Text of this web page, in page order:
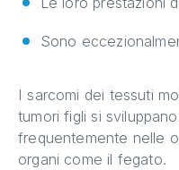
Sono
I sarcomi dei tessuti
tumori figli si
frequentemente nelle
organi come il fegato.